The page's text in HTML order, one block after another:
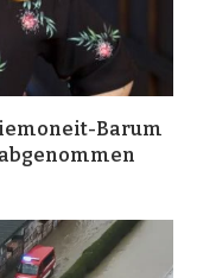
Barum